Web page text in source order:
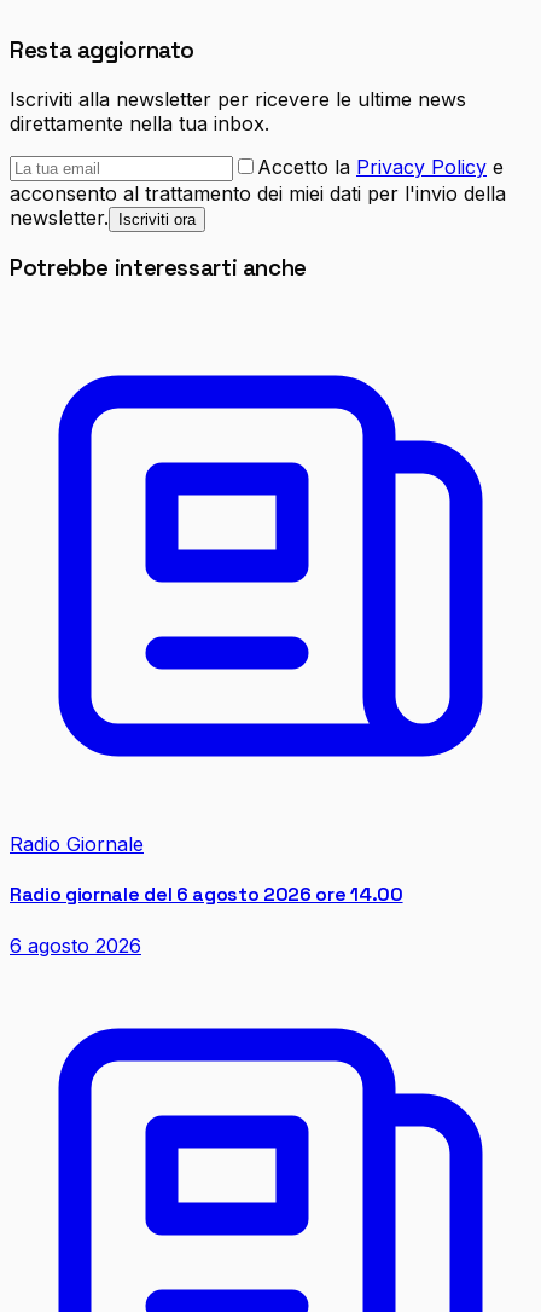
Resta aggiornato
Iscriviti alla newsletter per ricevere le ultime news
direttamente nella tua inbox.
Accetto la Privacy Policy e
acconsento al trattamento dei miei dati per l'invio della
newsletter.
Iscriviti ora
Potrebbe interessarti anche
Radio Giornale
Radio giornale del 6 agosto 2026 ore 14.00
6 agosto 2026